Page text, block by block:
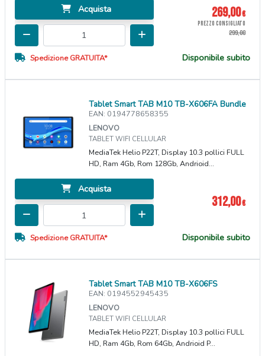
Acquista 269,00€
PREZZO CONSIGLIATO
299,00
Spedizione GRATUITA* Disponibile subito
Tablet Smart TAB M10 TB-X606FA Bundle
EAN: 0194778658355
LENOVO
TABLET WIFI CELLULAR
MediaTek Helio P22T, Display 10.3 pollici FULL
HD, Ram 4Gb, Rom 128Gb, Andrioid...
Acquista
312,00€
Spedizione GRATUITA* Disponibile subito
Tablet Smart TAB M10 TB-X606FS
EAN: 0194552945435
LENOVO
TABLET WIFI CELLULAR
MediaTek Helio P22T, Display 10.3 pollici FULL
HD, Ram 4Gb, Rom 64Gb, Andrioid P...